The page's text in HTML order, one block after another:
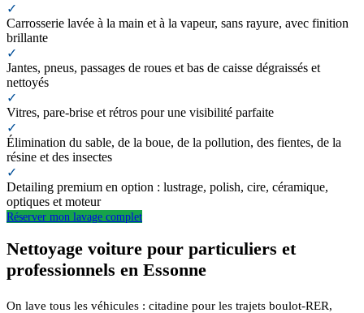
✓
Carrosserie lavée à la main et à la vapeur, sans rayure, avec finition
brillante
✓
Jantes, pneus, passages de roues et bas de caisse dégraissés et
nettoyés
✓
Vitres, pare-brise et rétros pour une visibilité parfaite
✓
Élimination du sable, de la boue, de la pollution, des fientes, de la
résine et des insectes
✓
Detailing premium en option : lustrage, polish, cire, céramique,
optiques et moteur
Réserver mon lavage complet
Nettoyage voiture pour particuliers et
professionnels en Essonne
On lave tous les véhicules : citadine pour les trajets boulot-RER,